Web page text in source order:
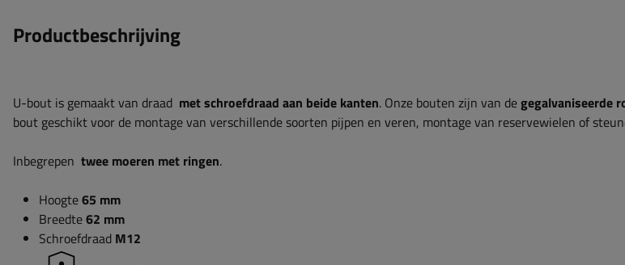
Productbeschrijving
U-bout is gemaakt van draad met schroefdraad aan beide kanten. Onze bouten zijn van degegalvaniseerde
bout geschikt voor de montage van verschillende soorten pijpen en veren, montage van reservewielen of
Inbegrepen twee moeren met ringen.
Hoogte65 mm
Breedte62 mm
Schroefdraad M12